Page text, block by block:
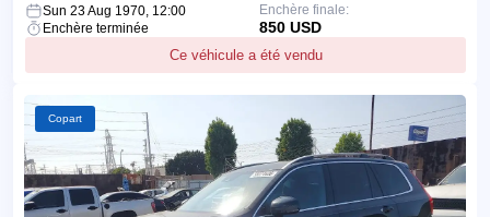
Sun 23 Aug 1970, 12:00
Enchère terminée
Ce véhicule a été vendu
Enchère finale:
850 USD
Copart